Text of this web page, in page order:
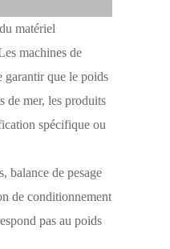
matériel
machines de
garantir que le poids
de mer, les produits
spécifique ou
balance de pesage
de conditionnement
pas au poids